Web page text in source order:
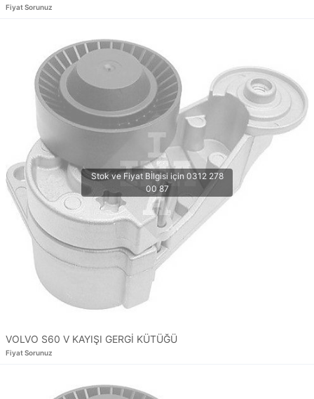
Fiyat Sorunuz
VOLVO S60 V KAYIŞI GERGİ KÜTÜĞÜ
Fiyat Sorunuz